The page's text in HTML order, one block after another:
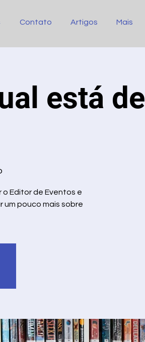
Contato Artigos Mais
está de
o Editor de Eventos e
pouco mais sobre